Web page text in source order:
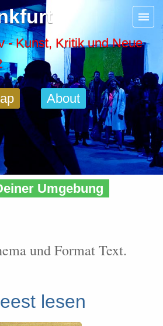
- Kunst, Kritik und Neue
About
Umgebung
und Format Text.
lesen